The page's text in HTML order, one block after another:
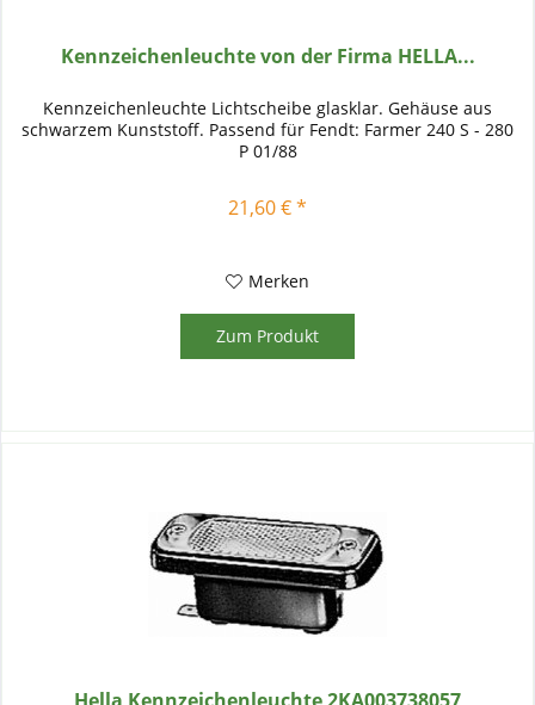
Kennzeichenleuchte von der Firma HELLA...
Kennzeichenleuchte Lichtscheibe glasklar. Gehäuse aus
schwarzem Kunststoff. Passend für Fendt: Farmer 240 S - 280
P 01/88
21,60 € *
Merken
Zum Produkt